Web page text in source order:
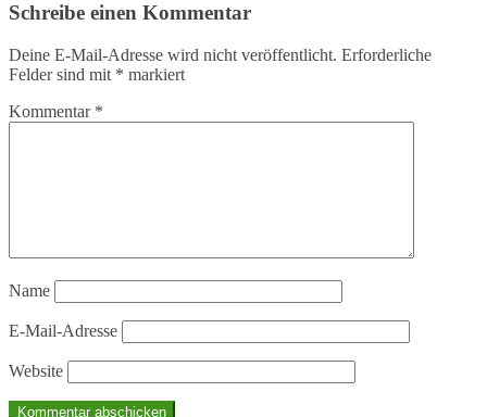
Schreibe einen Kommentar
Deine E-Mail-Adresse wird nicht veröffentlicht. Erforderliche
Felder sind mit * markiert
Kommentar *
Name
E-Mail-Adresse
Website